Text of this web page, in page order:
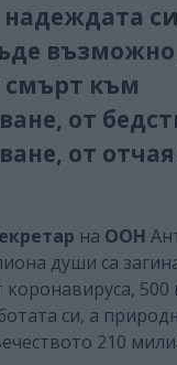
възможно
смърт към
от
от
на ООН
души са
коронавируса,
си, а
210